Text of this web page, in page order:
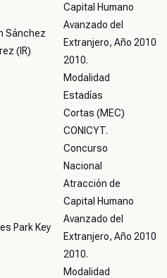
Sánchez
(IR)
Capital Humano
Avanzado del
Extranjero, Año
2010.
Modalidad
Estadías
Cortas (MEC)
CONICYT.
2010
Park Key
Concurso
Nacional
Atracción de
Capital Humano
Avanzado del
Extranjero, Año
2010.
Modalidad
2010